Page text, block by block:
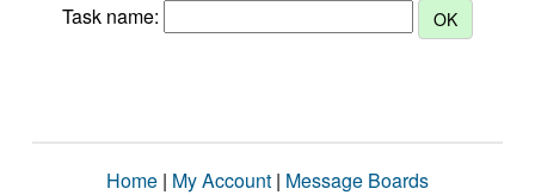
Task name:
Home | My Account | Message Boards